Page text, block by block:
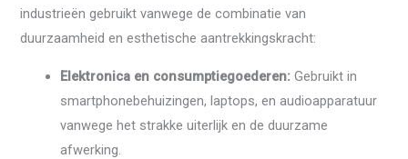
industrieën gebruikt vanwege de combinatie van
duurzaamheid en esthetische aantrekkingskracht:
Elektronica en consumptiegoederen: Gebruikt in
smartphonebehuizingen, laptops, en audioapparatuur
vanwege het strakke uiterlijk en de duurzame
afwerking.